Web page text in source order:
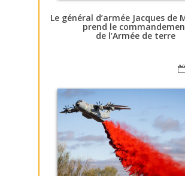
Le général d’armée Jacques de
prend le
de l’Armée de terre